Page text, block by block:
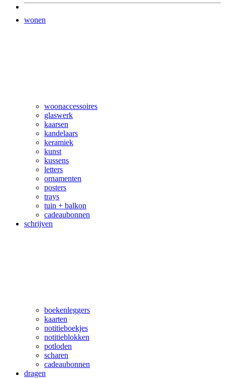
wonen
woonaccessoires
glaswerk
kaarsen
kandelaars
keramiek
kunst
kussens
letters
ornamenten
posters
trays
tuin + balkon
cadeaubonnen
schrijven
boekenleggers
kaarten
notitieboekjes
notitieblokken
potloden
scharen
cadeaubonnen
dragen